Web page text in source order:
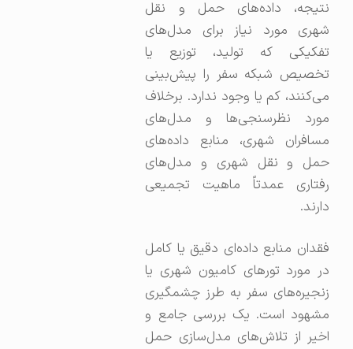
نتیجه، داده‌های حمل و نقل
شهری مورد نیاز برای مدل‌های
تفکیکی که تولید، توزیع یا
تخصیص شبکه سفر را پیش‌بینی
می‌کنند، کم یا وجود ندارد. برخلاف
مورد نظرسنجی‌ها و مدل‌های
مسافران شهری، منابع داده‌های
حمل و نقل شهری و مدل‌های
رفتاری عمدتاً ماهیت تجمیعی
دارند.
فقدان منابع داده‌ای دقیق یا کامل
در مورد تورهای کامیون شهری یا
زنجیره‌های سفر به طرز چشمگیری
مشهود است. یک بررسی جامع و
اخیر از تلاش‌های مدل‌سازی حمل